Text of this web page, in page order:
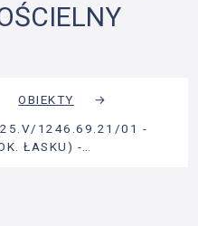
OBIEKTY
→
1246.69.21/01 -
ŁASKU) -…